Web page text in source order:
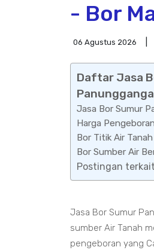
- Bor
06 Agustus 2026
Daftar Jasa
Jasa Bor Sumur
Harga
Bor Titik Air
Bor Sumber Air
Postingan
Jasa Bor Sumur
sumber Air Tanah
pengeboran yang